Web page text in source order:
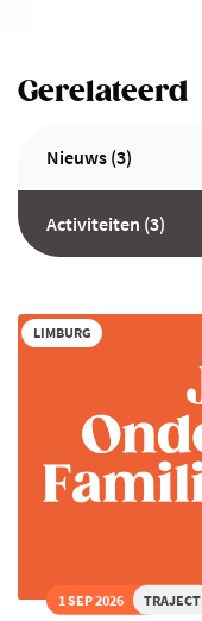
Gerelateerd
Nieuws (3)
Activiteiten (3)
LIMBURG
1 SEP 2026 TRAJECT